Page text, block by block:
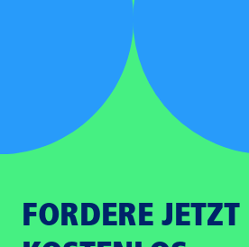
FORDERE JETZT